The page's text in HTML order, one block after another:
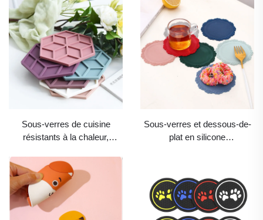
silicone souple en
caoutchouc ou en PVC,
sous-verres mignons pour
tasses à café ou à thé,
bordure festonnée pour
tasses et boissons
Sous-verres de cuisine
résistants à la chaleur,
marbre, vendus en gros,
avec logo en caoutchouc
personnalisé, tapis ronds
pour voiture, mariage ou
usage domestique
Sous-verres et dessous-de-
plat en silicone
bordure festonnée et motif en
relief façon dentelle pour table
à manger